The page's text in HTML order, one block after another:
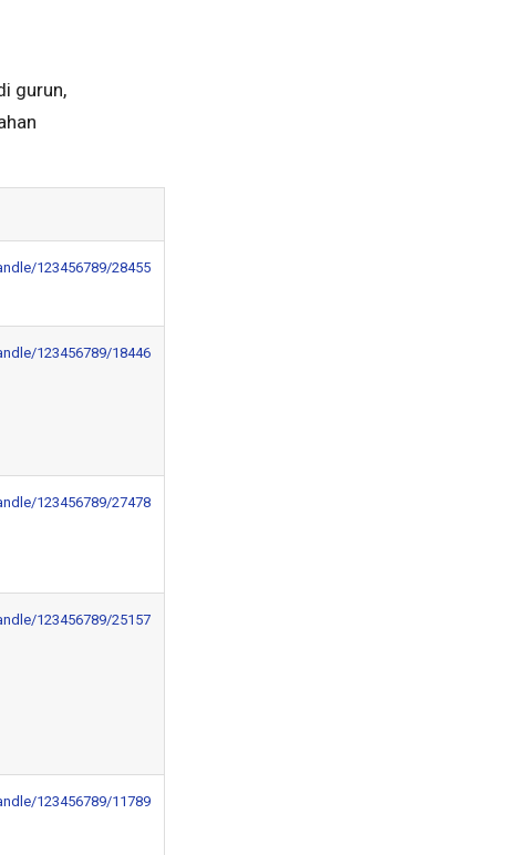
gurun,
123456789/28455
123456789/18446
123456789/27478
123456789/25157
123456789/11789